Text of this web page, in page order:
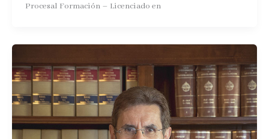
Procesal Formación – Licenciado en